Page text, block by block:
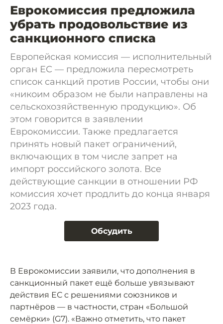
Еврокомиссия предложила
убрать продовольствие из
санкционного списка
Европейская комиссия — исполнительный
орган ЕС — предложила пересмотреть
список санкций против России, чтобы они
«никоим образом не были направлены на
сельскохозяйственную продукцию». Об
этом говорится в заявлении
Еврокомиссии. Также предлагается
принять новый пакет ограничений,
включающих в том числе запрет на
импорт российского золота. Все
действующие санкции в отношении РФ
комиссия хочет продлить до конца января
2023 года.
Обсудить
В Еврокомиссии заявили, что дополнения в
санкционный пакет ещё больше увязывают
действия ЕС с решениями союзников и
партнёров — в частности, стран «Большой
семёрки» (G7). «Важно отметить, что пакет